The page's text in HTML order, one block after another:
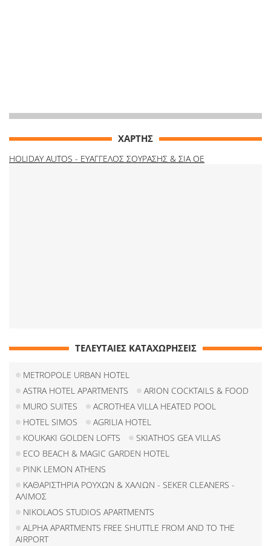
ΧΑΡΤΗΣ
HOLIDAY AUTOS - ΕΥΑΓΓΕΛΟΣ ΣΟΥΡΑΣΗΣ & ΣΙΑ ΟΕ
ΤΕΛΕΥΤΑΙΕΣ ΚΑΤΑΧΩΡΗΣΕΙΣ
METROPOLE URBAN HOTEL
ASTRA HOTEL APARTMENTS
ARION COCKTAILS & FOOD
MURO SUITES
ACROTHEA VILLA HEATED POOL
HOTEL SIMOS
AGRILIA HOTEL
KOUKAKI GOLDEN LOFTS
SKIATHOS GEA VILLAS
ECO BEACH & MAGIC GARDEN HOTEL
PINK LEMON ATHENS
ΚΑΘΑΡΙΣΤΗΡΙΑ ΡΟΥΧΩΝ & ΧΑΛΙΩΝ - SEKER CLEANERS -
ΑΛΙΜΟΣ
NIKOLAOS STUDIOS APARTMENTS
ALPHA APARTMENTS FREE SHUTTLE FROM AND TO THE
AIRPORT